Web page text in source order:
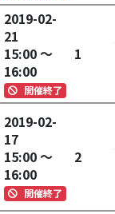
2019-02-
21
15:00 ～
16:00
開催終了
1
2019-02-
17
15:00 ～
16:00
開催終了
2